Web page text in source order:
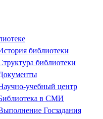
библиотеки
библиотеки
учебный центр
в СМИ
Госзадания